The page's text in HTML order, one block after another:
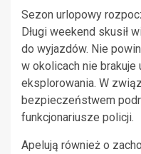
Sezon urlopowy
Długi weekend skusił
do wyjazdów. Nie
w okolicach nie
eksplorowania. W
bezpieczeństwem
funkcjonariusze policji.
Apelują również o